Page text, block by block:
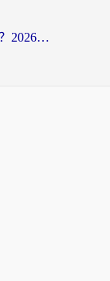
国外用什么加速器玩奇迹MU最好？2026海外玩家国服游戏加速全攻略